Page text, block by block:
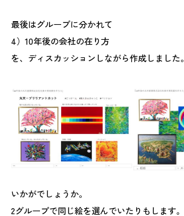
最後はグループに分かれて
4）10年後の会社の在り方
を、ディスカッションしながら作成しました。
いかがでしょうか。
2グループで同じ絵を選んでいたりもします。